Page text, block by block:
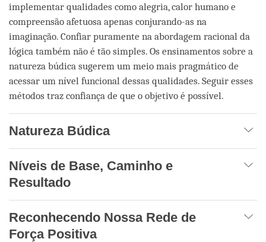
implementar qualidades como alegria, calor humano e
compreensão afetuosa apenas conjurando-as na
imaginação. Confiar puramente na abordagem racional da
lógica também não é tão simples. Os ensinamentos sobre a
natureza búdica sugerem um meio mais pragmático de
acessar um nível funcional dessas qualidades. Seguir esses
métodos traz confiança de que o objetivo é possível.
Natureza Búdica
Níveis de Base, Caminho e
Resultado
Reconhecendo Nossa Rede de
Força Positiva